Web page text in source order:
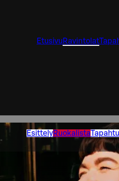
Etusivu Ravintolat
EsittelyRuokalista